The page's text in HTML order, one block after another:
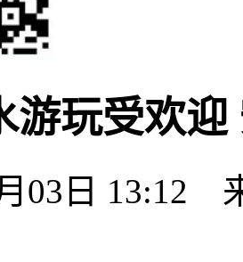
游玩受欢
03日 13:12